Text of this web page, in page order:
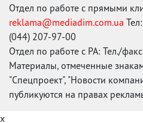
Отдел по работе с прямыми
reklama@mediadim.com.ua
(044) 207-97-00
Отдел по работе с РА: Тел./
Материалы, отмеченные
"Спецпроект", "Новости
публикуются на правах
x